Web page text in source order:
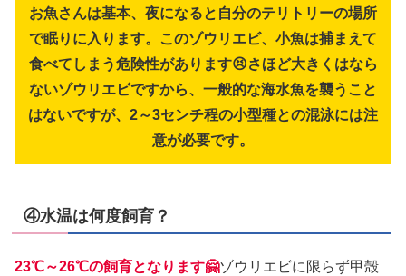
お魚さんは基本、夜になると自分のテリトリーの場所
で眠りに入ります。このゾウリエビ、小魚は捕まえて
食べてしまう危険性があります😣さほど大きくはなら
ないゾウリエビですから、一般的な海水魚を襲うこと
はないですが、2～3センチ程の小型種との混泳には注
意が必要です。
④水温は何度飼育？
23℃～26℃の飼育となります🤗ゾウリエビに限らず甲殻